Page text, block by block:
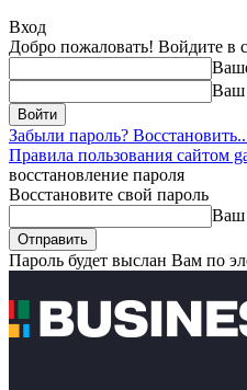
Вход
Добро пожаловать! Войдите в
Ваш
Забыли пароль?
Правила пользования сайтом
восстановление пароля
Восстановите свой пароль
Ваш
Пароль будет выслан Вам по